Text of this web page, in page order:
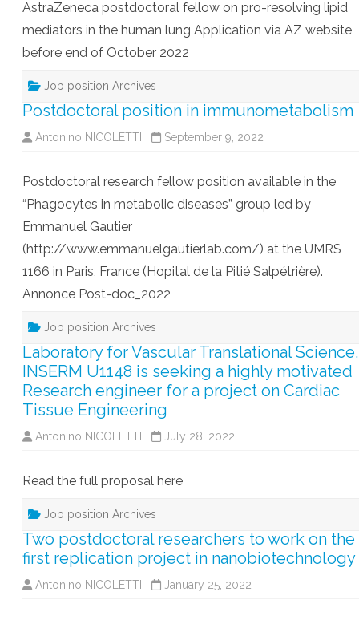
AstraZeneca postdoctoral fellow on pro-resolving lipid
mediators in the human lung Application via AZ website
before end of October 2022
Job position Archives
Postdoctoral position in immunometabolism
Antonino NICOLETTI September 9, 2022
Postdoctoral research fellow position available in the
“Phagocytes in metabolic diseases” group led by
Emmanuel Gautier
(http://www.emmanuelgautierlab.com/) at the UMRS
1166 in Paris, France (Hopital de la Pitié Salpétrière).
Annonce Post-doc_2022
Job position Archives
Laboratory for Vascular Translational Science,
INSERM U1148 is seeking a highly motivated
Research engineer for a project on Cardiac
Tissue Engineering
Antonino NICOLETTI July 28, 2022
Read the full proposal here
Job position Archives
Two postdoctoral researchers to work on the
first replication project in nanobiotechnology
Antonino NICOLETTI January 25, 2022